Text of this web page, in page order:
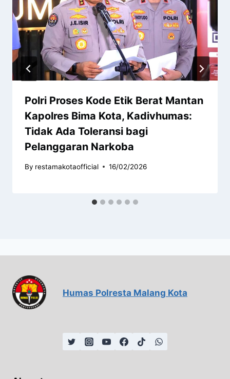
Polri Proses Kode Etik Berat Mantan
Kapolres Bima Kota, Kadivhumas:
Tidak Ada Toleransi bagi
Pelanggaran Narkoba
By restamakotaofficial 16/02/2026
Humas Polresta Malang Kota